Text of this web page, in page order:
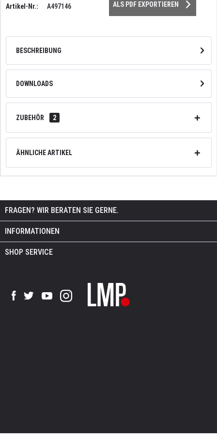
Artikel-Nr.: A497146 ALS PDF EXPORTIEREN
BESCHREIBUNG
DOWNLOADS
ZUBEHÖR 2
ÄHNLICHE ARTIKEL
FRAGEN? WIR BERATEN SIE GERNE.
INFORMATIONEN
SHOP SERVICE